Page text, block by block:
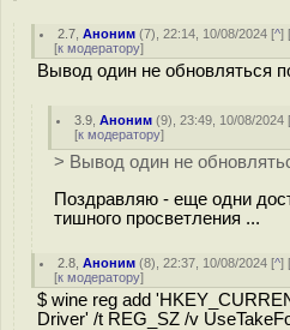
2.7 ,Аноним (7), 22:14, 10/08/2024 [^]
[к модератору]
Вывод один не обновляться
3.9 ,Аноним (9), 23:49, 10/08/2024
[к модератору]
> Вывод один не
Поздравляю - еще одни
тишного просветления ...
2.8 ,Аноним (8), 22:37, 10/08/2024 [^]
[к модератору]
$ wine reg add
Driver' /t REG_SZ /v